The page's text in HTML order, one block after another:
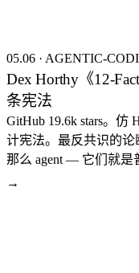
05.06 · AGENTIC-
Dex Horthy《12-
条宪法
GitHub 19.6k stars。仿
计宪法。最反共识的论
那么 agent — 它们就是
→